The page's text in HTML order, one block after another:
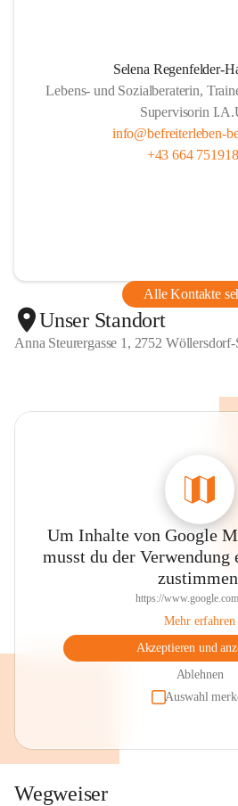
Selena Regenfelder-
Lebens- und Sozialberaterin,
Supervisorin
info@befreiterleben-
+43 664
Alle Kontakte
Unser Standort
Anna Steurergasse 1, 2752
Um Inhalte von Google
musst du der Verwendung
https://
Mehr erfahren
Akzeptieren und
Ablehnen
Auswahl
Wegweiser